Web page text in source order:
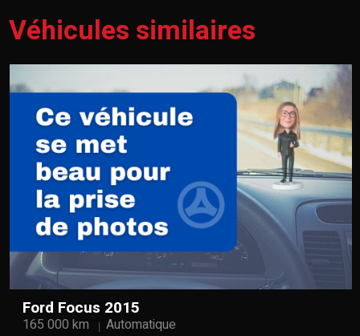
Véhicules similaires
Ford Focus 2015
165 000 km Automatique